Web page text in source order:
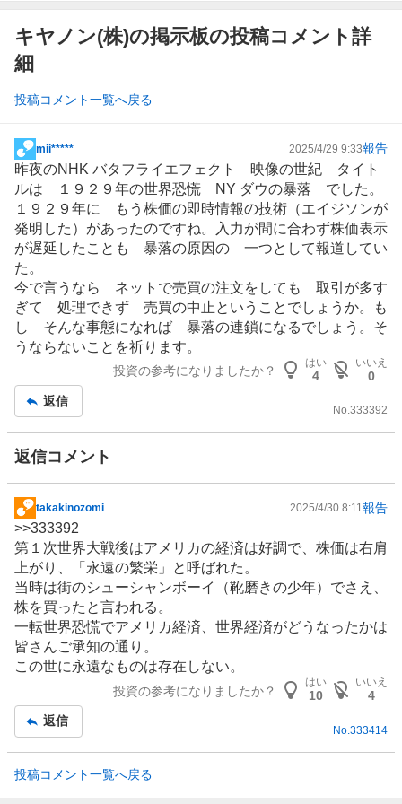
キヤノン(株)の掲示板の投稿コメント詳
細
投稿コメント一覧へ戻る
掲
示
板
記
事
mii***** 2025/4/29 9:33報告
昨夜のNHK バタフライエフェクト 映像の世紀 タイト
ルは １９２９年の世界恐慌 NY ダウの暴落 でした。
１９２９年に もう株価の即時情報の技術（エイジソンが
発明した）があったのですね。入力が間に合わず株価表示
が遅延したことも 暴落の原因の 一つとして報道してい
た。
今で言うなら ネットで売買の注文をしても 取引が多す
ぎて 処理できず 売買の中止ということでしょうか。も
し そんな事態になれば 暴落の連鎖になるでしょう。そ
うならないことを祈ります。
投資の参考になりましたか？
はい
4
いいえ
0
返信
No.333392
返信コメント
掲
示
板
記
事
takakinozomi 2025/4/30 8:11報告
>>333392
第１次世界大戦後はアメリカの経済は好調で、株価は右肩
上がり、「永遠の繁栄」と呼ばれた。
当時は街のシューシャンボーイ（靴磨きの少年）でさえ、
株を買ったと言われる。
一転世界恐慌でアメリカ経済、世界経済がどうなったかは
皆さんご承知の通り。
この世に永遠なものは存在しない。
投資の参考になりましたか？
はい
10
いいえ
4
返信
No. 333414
投稿コメント一覧へ戻る